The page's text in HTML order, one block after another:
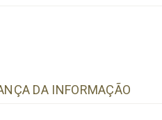
DA INFORMAÇÃO